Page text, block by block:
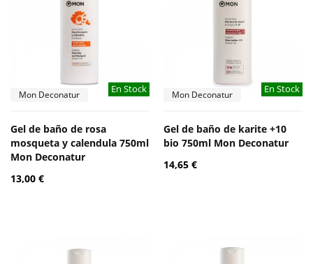
En Stock
Mon Deconatur
Gel de baño de rosa
mosqueta y calendula 750ml
Mon Deconatur
13,00 €
En Stock
Mon Deconatur
Gel de baño de karite +10
bio 750ml Mon Deconatur
14,65 €